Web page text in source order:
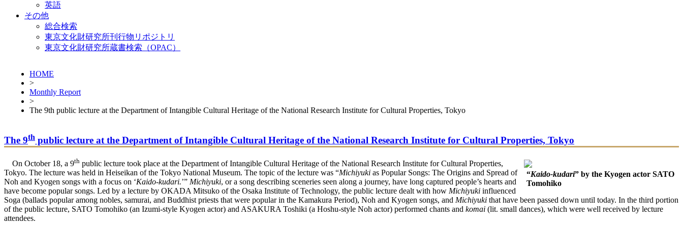
英語
その他
総合検索
東京文化財研究所刊行物リポジトリ
東京文化財研究所蔵書検索（OPAC）
HOME
>
Monthly Report
>
The 9th public lecture at the Department of Intangible Cultural Heritage of the National Research Institute for Cultural Properties, Tokyo
The 9th public lecture at the Department of Intangible Cultural Heritage of the National Research Institute for Cultural Properties, Tokyo
“Kaido-kudari” by the Kyogen actor SATO
Tomohiko
On October 18, a 9th public lecture took place at the Department of Intangible Cultural Heritage of the National Research Institute for Cultural Properties,
Tokyo. The lecture was held in Heiseikan of the Tokyo National Museum. The topic of the lecture was “Michiyuki as Popular Songs: The Origins and Spread of
Noh and Kyogen songs with a focus on ‘Kaido-kudari.’” Michiyuki, or a song describing sceneries seen along a journey, have long captured people’s hearts and
have become popular songs. Led by a lecture by OKADA Mitsuko of the Osaka Institute of Technology, the public lecture dealt with how Michiyuki influenced
Soga (ballads popular among nobles, samurai, and Buddhist priests that were popular in the Kamakura Period), Noh and Kyogen songs, and Michiyuki that have been passed down until today. In the third portion
of the public lecture, SATO Tomohiko (an Izumi-style Kyogen actor) and ASAKURA Toshiki (a Hoshu-style Noh actor) performed chants and komai (lit. small dances), which were well received by lecture
attendees.